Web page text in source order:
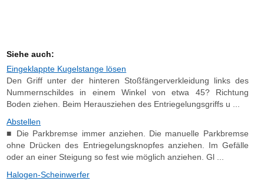
Siehe auch:
Eingeklappte Kugelstange lösen
Den Griff unter der hinteren Stoßfängerverkleidung links des
Nummernschildes in einem Winkel von etwa 45? Richtung
Boden ziehen. Beim Herausziehen des Entriegelungsgriffs u ...
Abstellen
■ Die Parkbremse immer anziehen. Die manuelle Parkbremse
ohne Drücken des Entriegelungsknopfes anziehen. Im Gefälle
oder an einer Steigung so fest wie möglich anziehen. Gl ...
Halogen-Scheinwerfer